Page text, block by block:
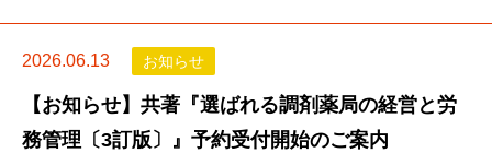
2026.06.13 お知らせ
【お知らせ】共著『選ばれる調剤薬局の経営と労
務管理〔3訂版〕』予約受付開始のご案内